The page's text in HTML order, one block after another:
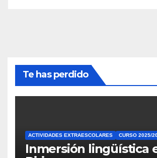
Te has perdido
ACTIVIDADES EXTRAESCOLARES CURSO 2025/
Inmersión lingüística